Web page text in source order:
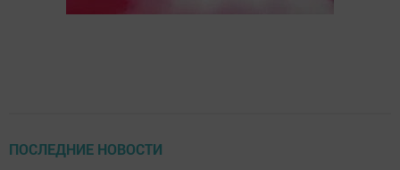
ПОСЛЕДНИЕ НОВОСТИ